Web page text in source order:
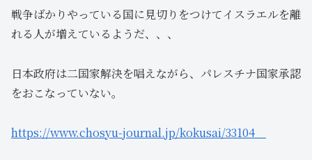
戦争ばかりやっている国に見切りをつけてイスラエルを離
れる人が増えているようだ、、、
日本政府は二国家解決を唱えながら、パレスチナ国家承認
をおこなっていない。
https://www.chosyu-journal.jp/kokusai/33104